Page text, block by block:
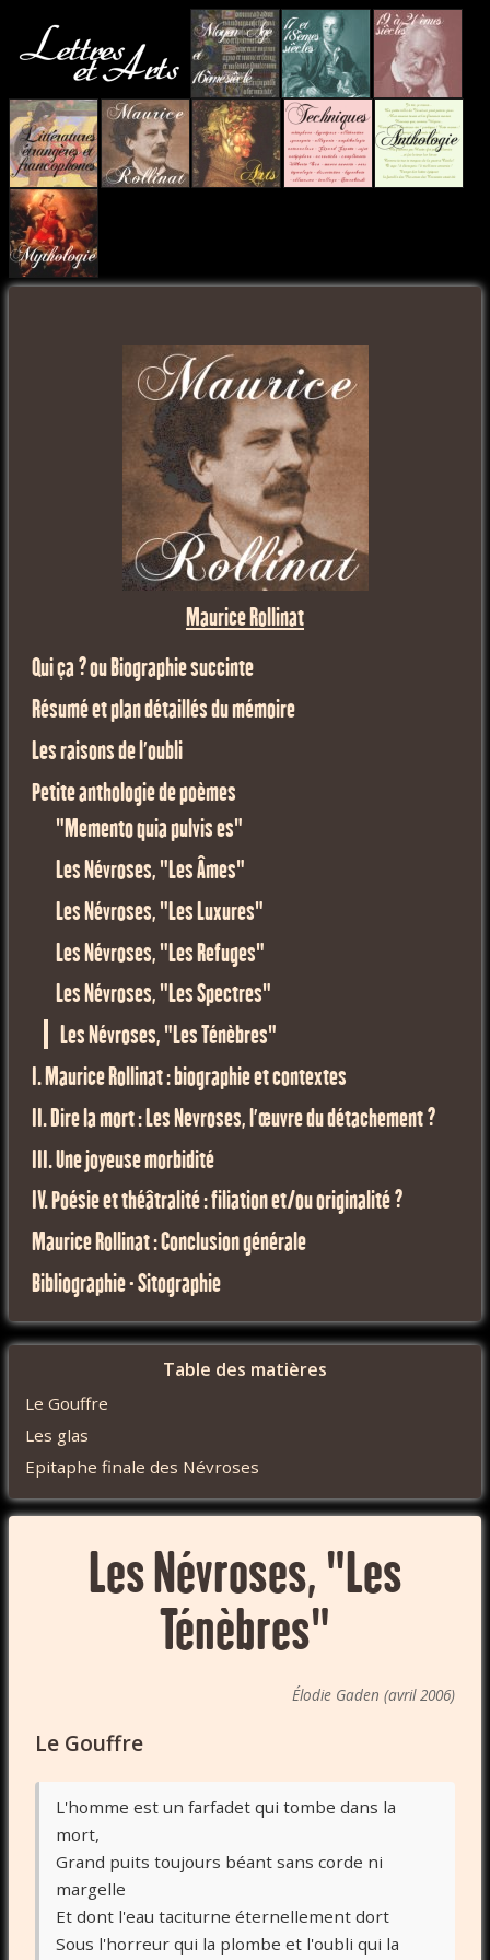
Maurice Rollinat
Qui ça ? ou Biographie succinte
Résumé et plan détaillés du mémoire
Les raisons de l'oubli
Petite anthologie de poèmes
"Memento quia pulvis es"
Les Névroses, "Les Âmes"
Les Névroses, "Les Luxures"
Les Névroses, "Les Refuges"
Les Névroses, "Les Spectres"
Les Névroses, "Les Ténèbres"
I. Maurice Rollinat : biographie et contextes
II. Dire la mort : Les Nevroses, l’œuvre du détachement ?
III. Une joyeuse morbidité
IV. Poésie et théâtralité : filiation et/ou originalité ?
Maurice Rollinat : Conclusion générale
Bibliographie - Sitographie
Table des matières
Le Gouffre
Les glas
Epitaphe finale des Névroses
Les Névroses, "Les
Ténèbres"
Élodie Gaden (avril 2006)
Le Gouffre
L'homme est un farfadet qui tombe dans la
mort,
Grand puits toujours béant sans corde ni
margelle
Et dont l'eau taciturne éternellement dort
Sous l'horreur qui la plombe et l'oubli qui la